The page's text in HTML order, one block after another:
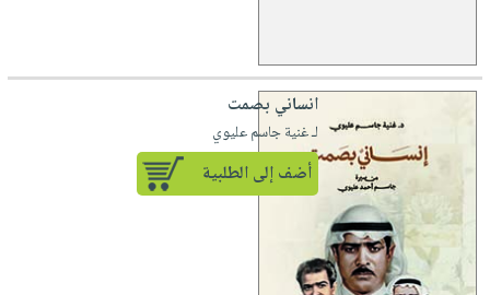
انساني بصمت
لـ غنية جاسم عليوي
أضف إلى الطلبية